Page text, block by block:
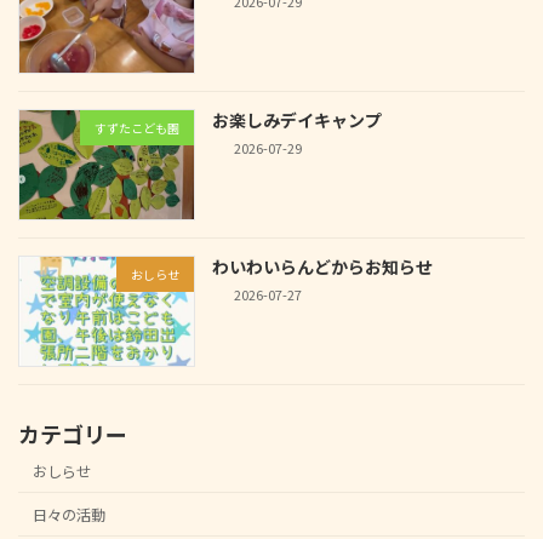
すずたこども園 お楽しみデイキャンプ
2026-07-29
おしらせ わいわいらんどからお知らせ
2026-07-27
カテゴリー
おしらせ
日々の活動